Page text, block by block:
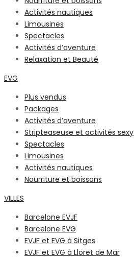
Activités nautiques
Limousines
Spectacles
Activités d’aventure
Relaxation et Beauté
EVG
Plus vendus
Packages
Activités d’aventure
Stripteaseuse et activités sexy
Spectacles
Limousines
Activités nautiques
Nourriture et boissons
VILLES
Barcelone EVJF
Barcelone EVG
EVJF et EVG à Sitges
EVJF et EVG à Lloret de Mar